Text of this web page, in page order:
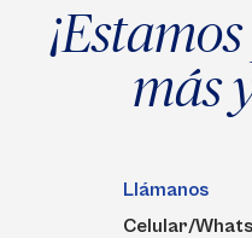
más
Llámanos
Celular/